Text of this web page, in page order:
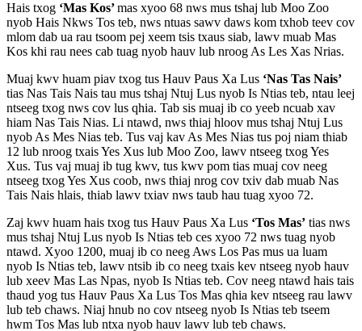
Hais txog ‘Mas Kos’mas xyoo 68 nws mus tshaj lub Moo Zoo
nyob Hais Nkws Tos teb, nws ntuas sawv daws kom txhob teev cov
mlom dab ua rau tsoom pej xeem tsis txaus siab, lawv muab Mas
Kos khi rau nees cab tuag nyob hauv lub nroog As Les Xas Nrias.
Muaj kwv huam piav txog tus Hauv Paus Xa Lus ‘Nas Tas Nais’
tias Nas Tais Nais tau mus tshaj Ntuj Lus nyob Is Ntias teb, ntau leej
ntseeg txog nws cov lus qhia. Tab sis muaj ib co yeeb ncuab xav
hiam Nas Tais Nias. Li ntawd, nws thiaj hloov mus tshaj Ntuj Lus
nyob As Mes Nias teb. Tus vaj kav As Mes Nias tus poj niam thiab
12 lub nroog txais Yes Xus lub Moo Zoo, lawv ntseeg txog Yes
Xus. Tus vaj muaj ib tug kwv, tus kwv pom tias muaj cov neeg
ntseeg txog Yes Xus coob, nws thiaj nrog cov txiv dab muab Nas
Tais Nais hlais, thiab lawv txiav nws taub hau tuag xyoo 72.
Zaj kwv huam hais txog tus Hauv Paus Xa Lus ‘Tos Mas’ tias nws
mus tshaj Ntuj Lus nyob Is Ntias teb ces xyoo 72 nws tuag nyob
ntawd. Xyoo 1200, muaj ib co neeg Aws Los Pas mus ua luam
nyob Is Ntias teb, lawv ntsib ib co neeg txais kev ntseeg nyob hauv
lub xeev Mas Las Npas, nyob Is Ntias teb. Cov neeg ntawd hais tais
thaud yog tus Hauv Paus Xa Lus Tos Mas qhia kev ntseeg rau lawv
lub teb chaws. Niaj hnub no cov ntseeg nyob Is Ntias teb tseem
hwm Tos Mas lub ntxa nyob hauv lawv lub teb chaws.